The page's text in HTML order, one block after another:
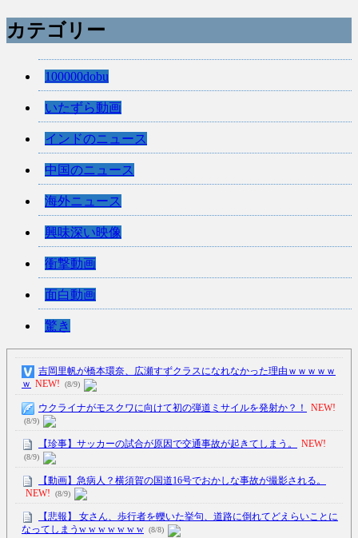
カテゴリー
100000dobu
いたずら動画
インドのニュース
中国のニュース
海外ニュース
興味深い映像
衝撃動画
面白動画
驚き
吉岡里帆が橋本環奈、広瀬すずクラスになれなかった理由ｗｗｗｗｗ
ｗ NEW! (8/9)
ウクライナがモスクワに向けて初の弾道ミサイルを発射か？！ NEW!
(8/9)
【珍事】サッカーの試合が原因で交通事故が起きてしまう。 NEW!
(8/9)
【動画】急病人？横須賀の国道16号でおかしな事故が撮影される。
NEW!
(8/9)
【悲報】 女さん、歩行者を轢いた挙句、道路に倒れてどえらいことに
なってしまうw w w w w w w (8/8)